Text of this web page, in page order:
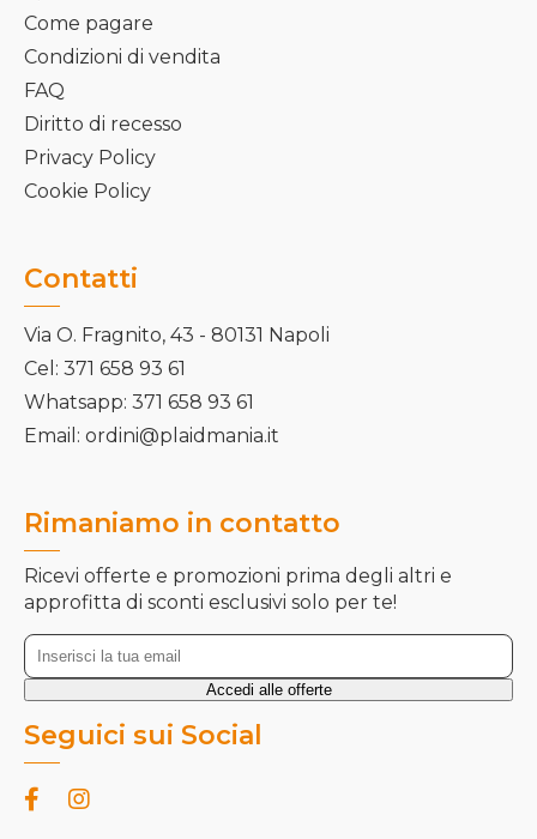
Come pagare
Condizioni di vendita
FAQ
Diritto di recesso
Privacy Policy
Cookie Policy
Contatti
Via O. Fragnito, 43 - 80131 Napoli
Cel: 371 658 93 61
Whatsapp: 371 658 93 61
Email: ordini@plaidmania.it
Rimaniamo in contatto
Ricevi offerte e promozioni prima degli altri e
approfitta di sconti esclusivi solo per te!
Seguici sui Social